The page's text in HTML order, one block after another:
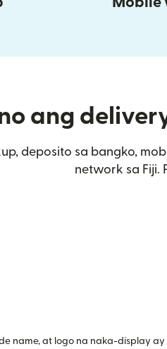
ang
deposito sa bangko,
network sa Fiji.
name, at logo na naka-display